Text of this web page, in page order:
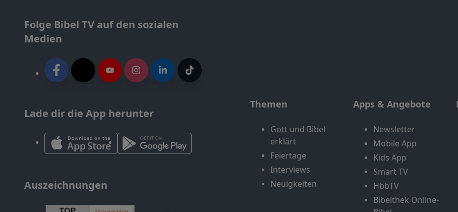
Folge Bibel TV auf den sozialen
Medien
Lade dir die App herunter
Auszeichnungen
Themen
Gott und Bibel
erklärt
Feiertage
Interviews
Neuigkeiten
Apps & Angebote
Newsletter
Mobile App
Kids App
Smart TV
HbbTV
Bibelthek Online-